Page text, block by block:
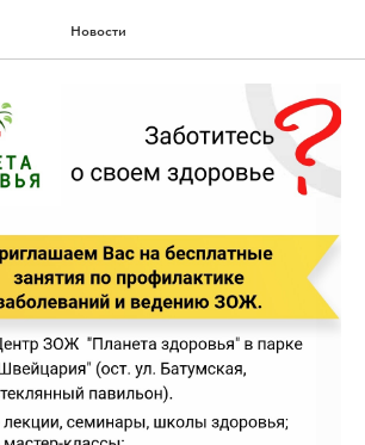
Новости